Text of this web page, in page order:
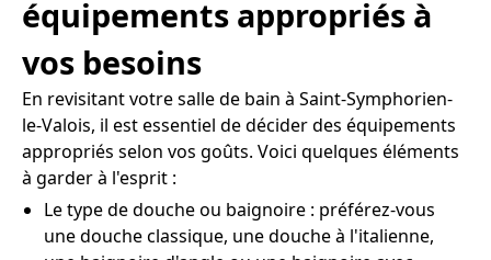
équipements appropriés à
vos besoins
En revisitant votre salle de bain à Saint-Symphorien-
le-Valois, il est essentiel de décider des équipements
appropriés selon vos goûts. Voici quelques éléments
à garder à l'esprit :
Le type de douche ou baignoire : préférez-vous
une douche classique, une douche à l'italienne,